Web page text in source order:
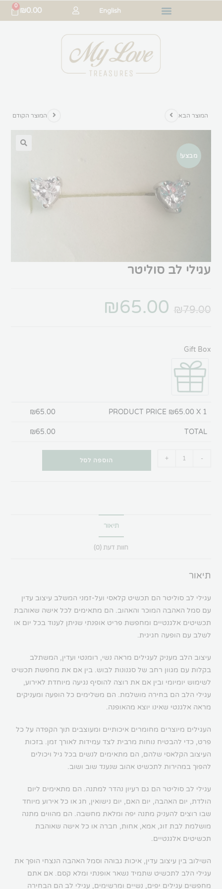
English
₪0.00
מבצע!
המוצר הקודם המוצר הבא
עגילי לב סוליטר
₪79.00
₪65.00
Gift Box
PRODUCT PRICE ₪65.00 X 1
₪65.00
TOTAL
₪65.00
הוספה לסל
תיאור
חוות דעת (0)
תיאור
עגילי לב סוליטר הם תכשיט קלאסי ועל-זמני המשלב עיצוב עדין
עם סמל האהבה המוכר והאהוב. הם מתאימים לכל אישה שאוהבת
תכשיטים אלגנטיים ומחפשת פריט אופנתי שניתן לענוד בכל יום או
לשלב עם הופעה חגיגית.
עיצוב הלב מעניק לעגילים מראה נשי, רומנטי ועדין, המשתלב
בקלות עם מגוון רחב של סגנונות לבוש. בין אם את מחפשת תכשיט
לשימוש יומיומי ובין אם את רוצה להוסיף נגיעה מיוחדת לאירוע,
עגילי הלב הם בחירה מושלמת. הם משלימים כל הופעה ומעניקים
מראה אלגנטי שאינו יוצא מהאופנה.
העגילים מיוצרים מחומרים איכותיים ומעוצבים תוך הקפדה על כל
פרט, כדי להבטיח נוחות מרבית לצד עמידות לאורך זמן. בזכות
העיצוב הקלאסי שלהם, הם מתאימים לנשים בכל גיל ויכולים
להפוך במהירות לתכשיט אהוב שנענד שוב ושוב.
עגילי לב סוליטר הם גם רעיון נהדר למתנה. הם מתאימים ליום
הולדת, יום האהבה, יום האם, יום נישואין, חג או כל אירוע מיוחד
שבו רוצים להעניק מתנה יפה ומלאת מחשבה. הם מהווים מתנה
מושלמת לבת זוג, אמא, אחות, חברה או כל אישה שאוהבת
תכשיטים אלגנטיים.
השילוב בין עיצוב עדין, איכות גבוהה וסמל האהבה הנצחי הופך את
עגילי הלב לתכשיט שתמיד נשאר אופנתי ומלא קסם. אם אתם
מחפשים עגילים יפים, נשיים ומרשימים, עגילי לב הם הבחירה